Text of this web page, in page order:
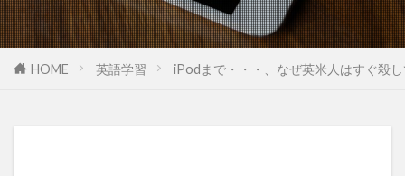
HOME 英語学習 iPodまで・・・、なぜ英米人はすぐ殺